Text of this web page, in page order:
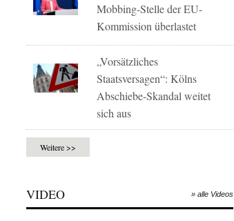
Mobbing-Stelle der EU-
Kommission überlastet
„Vorsätzliches
Staatsversagen“: Kölns
Abschiebe-Skandal weitet
sich aus
Weitere >>
VIDEO » alle Videos